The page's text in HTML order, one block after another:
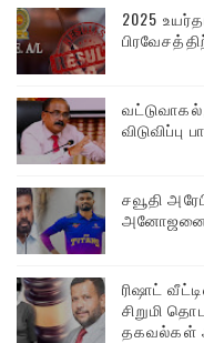
2025
விடுவிப்பு
சவூதி
அனோஜனை
ரிஷாட்
சிறுமி
தகவல்கள்